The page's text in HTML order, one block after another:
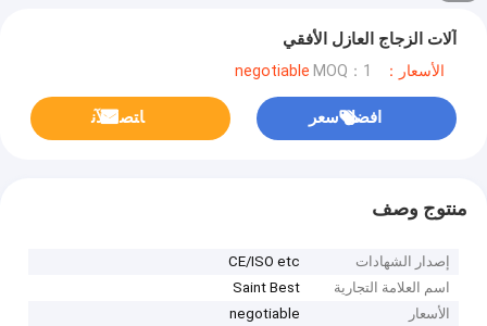
آلات الزجاج العازل الأفقي
الأسعار：negotiable MOQ：1
افضل سعر ﺎﺘﺼﻟ ﺍﻶﻧ
منتوج وصف
إصدار الشهادات
CE/ISO etc
اسم العلامة التجارية
Saint Best
الأسعار
negotiable